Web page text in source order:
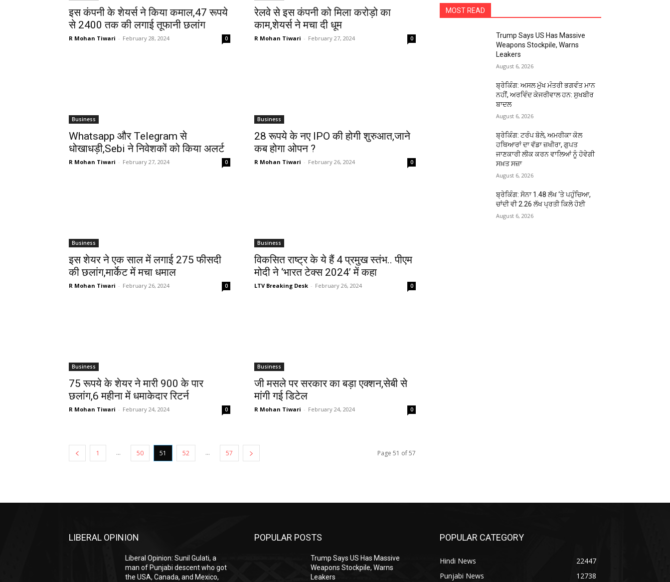
इस कंपनी के शेयर्स ने किया कमाल,47 रूपये
से 2400 तक की लगाई तूफानी छलांग
R Mohan Tiwari - February 28, 2024 0
रेलवे से इस कंपनी को मिला करोड़ो का
काम,शेयर्स ने मचा दी धूम
R Mohan Tiwari - February 27, 2024 0
Business
Whatsapp और Telegram से
धोखाधड़ी,Sebi ने निवेशकों को किया अलर्ट
R Mohan Tiwari - February 27, 2024 0
Business
28 रूपये के नए IPO की होगी शुरुआत,जाने
कब होगा ओपन ?
R Mohan Tiwari - February 26, 2024 0
Business
इस शेयर ने एक साल में लगाई 275 फीसदी
की छलांग,मार्केट में मचा धमाल
R Mohan Tiwari - February 26, 2024 0
Business
विकसित राष्ट्र के ये हैं 4 प्रमुख स्तंभ.. पीएम
मोदी ने ‘भारत टेक्स 2024’ में कहा
LTV Breaking Desk - February 26, 2024 0
Business
75 रूपये के शेयर ने मारी 900 के पार
छलांग,6 महीना में धमाकेदार रिटर्न
R Mohan Tiwari - February 24, 2024 0
Business
जी मसले पर सरकार का बड़ा एक्शन,सेबी से
मांगी गई डिटेल
R Mohan Tiwari - February 24, 2024 0
1 ... 50 51 52 ... 57 Page 51 of 57
MOST READ
Trump Says US Has Massive
Weapons Stockpile, Warns
Leakers
August 6, 2026
ਬ੍ਰੇਕਿੰਗ: ਅਸਲ ਮੁੱਖ ਮੰਤਰੀ ਭਗਵੰਤ ਮਾਨ
ਨਹੀਂ, ਅਰਵਿੰਦ ਕੇਜਰੀਵਾਲ ਹਨ: ਸੁਖਬੀਰ
ਬਾਦਲ
August 6, 2026
ਬ੍ਰੇਕਿੰਗ: ਟਰੰਪ ਬੋਲੇ, ਅਮਰੀਕਾ ਕੋਲ
ਹਥਿਆਰਾਂ ਦਾ ਵੱਡਾ ਜ਼ਖੀਰਾ, ਗੁਪਤ
ਜਾਣਕਾਰੀ ਲੀਕ ਕਰਨ ਵਾਲਿਆਂ ਨੂੰ ਹੋਵੇਗੀ
ਸਖ਼ਤ ਸਜ਼ਾ
August 6, 2026
ਬ੍ਰੇਕਿੰਗ: ਸੋਨਾ ₹1.48 ਲੱਖ ‘ਤੇ ਪਹੁੰਚਿਆ,
ਚਾਂਦੀ ਵੀ ₹2.26 ਲੱਖ ਪ੍ਰਤੀ ਕਿਲੋ ਹੋਈ
August 6, 2026
LIBERAL OPINION
Liberal Opinion: Sunil Gulati, a
man of Punjabi descent who got
the USA, Canada, and Mexico,
POPULAR POSTS
Trump Says US Has Massive
Weapons Stockpile, Warns
Leakers
POPULAR CATEGORY
Hindi News
22447
Punjabi News
12738